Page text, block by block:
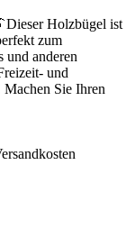
Holzbügel ist
zum
und anderen
und
Sie Ihren